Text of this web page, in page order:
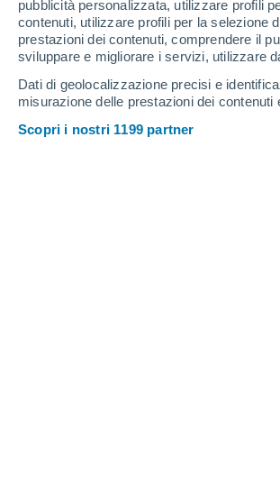
pubblicità personalizzata, utilizzare profili
contenuti, utilizzare profili per la selezione
prestazioni dei contenuti, comprendere il
sviluppare e migliorare i servizi, utilizzare
Dati di geolocalizzazione precisi e
misurazione delle prestazioni dei
Scopri i nostri 1199 partner